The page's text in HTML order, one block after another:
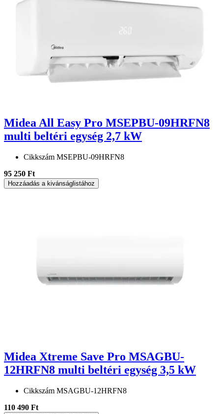
Midea All Easy Pro MSEPBU-09HRFN8
multi beltéri egység 2,7 kW
Cikkszám MSEPBU-09HRFN8
95 250 Ft
Hozzáadás a kivánságlistához
Midea Xtreme Save Pro MSAGBU-
12HRFN8 multi beltéri egység 3,5 kW
Cikkszám MSAGBU-12HRFN8
110 490 Ft